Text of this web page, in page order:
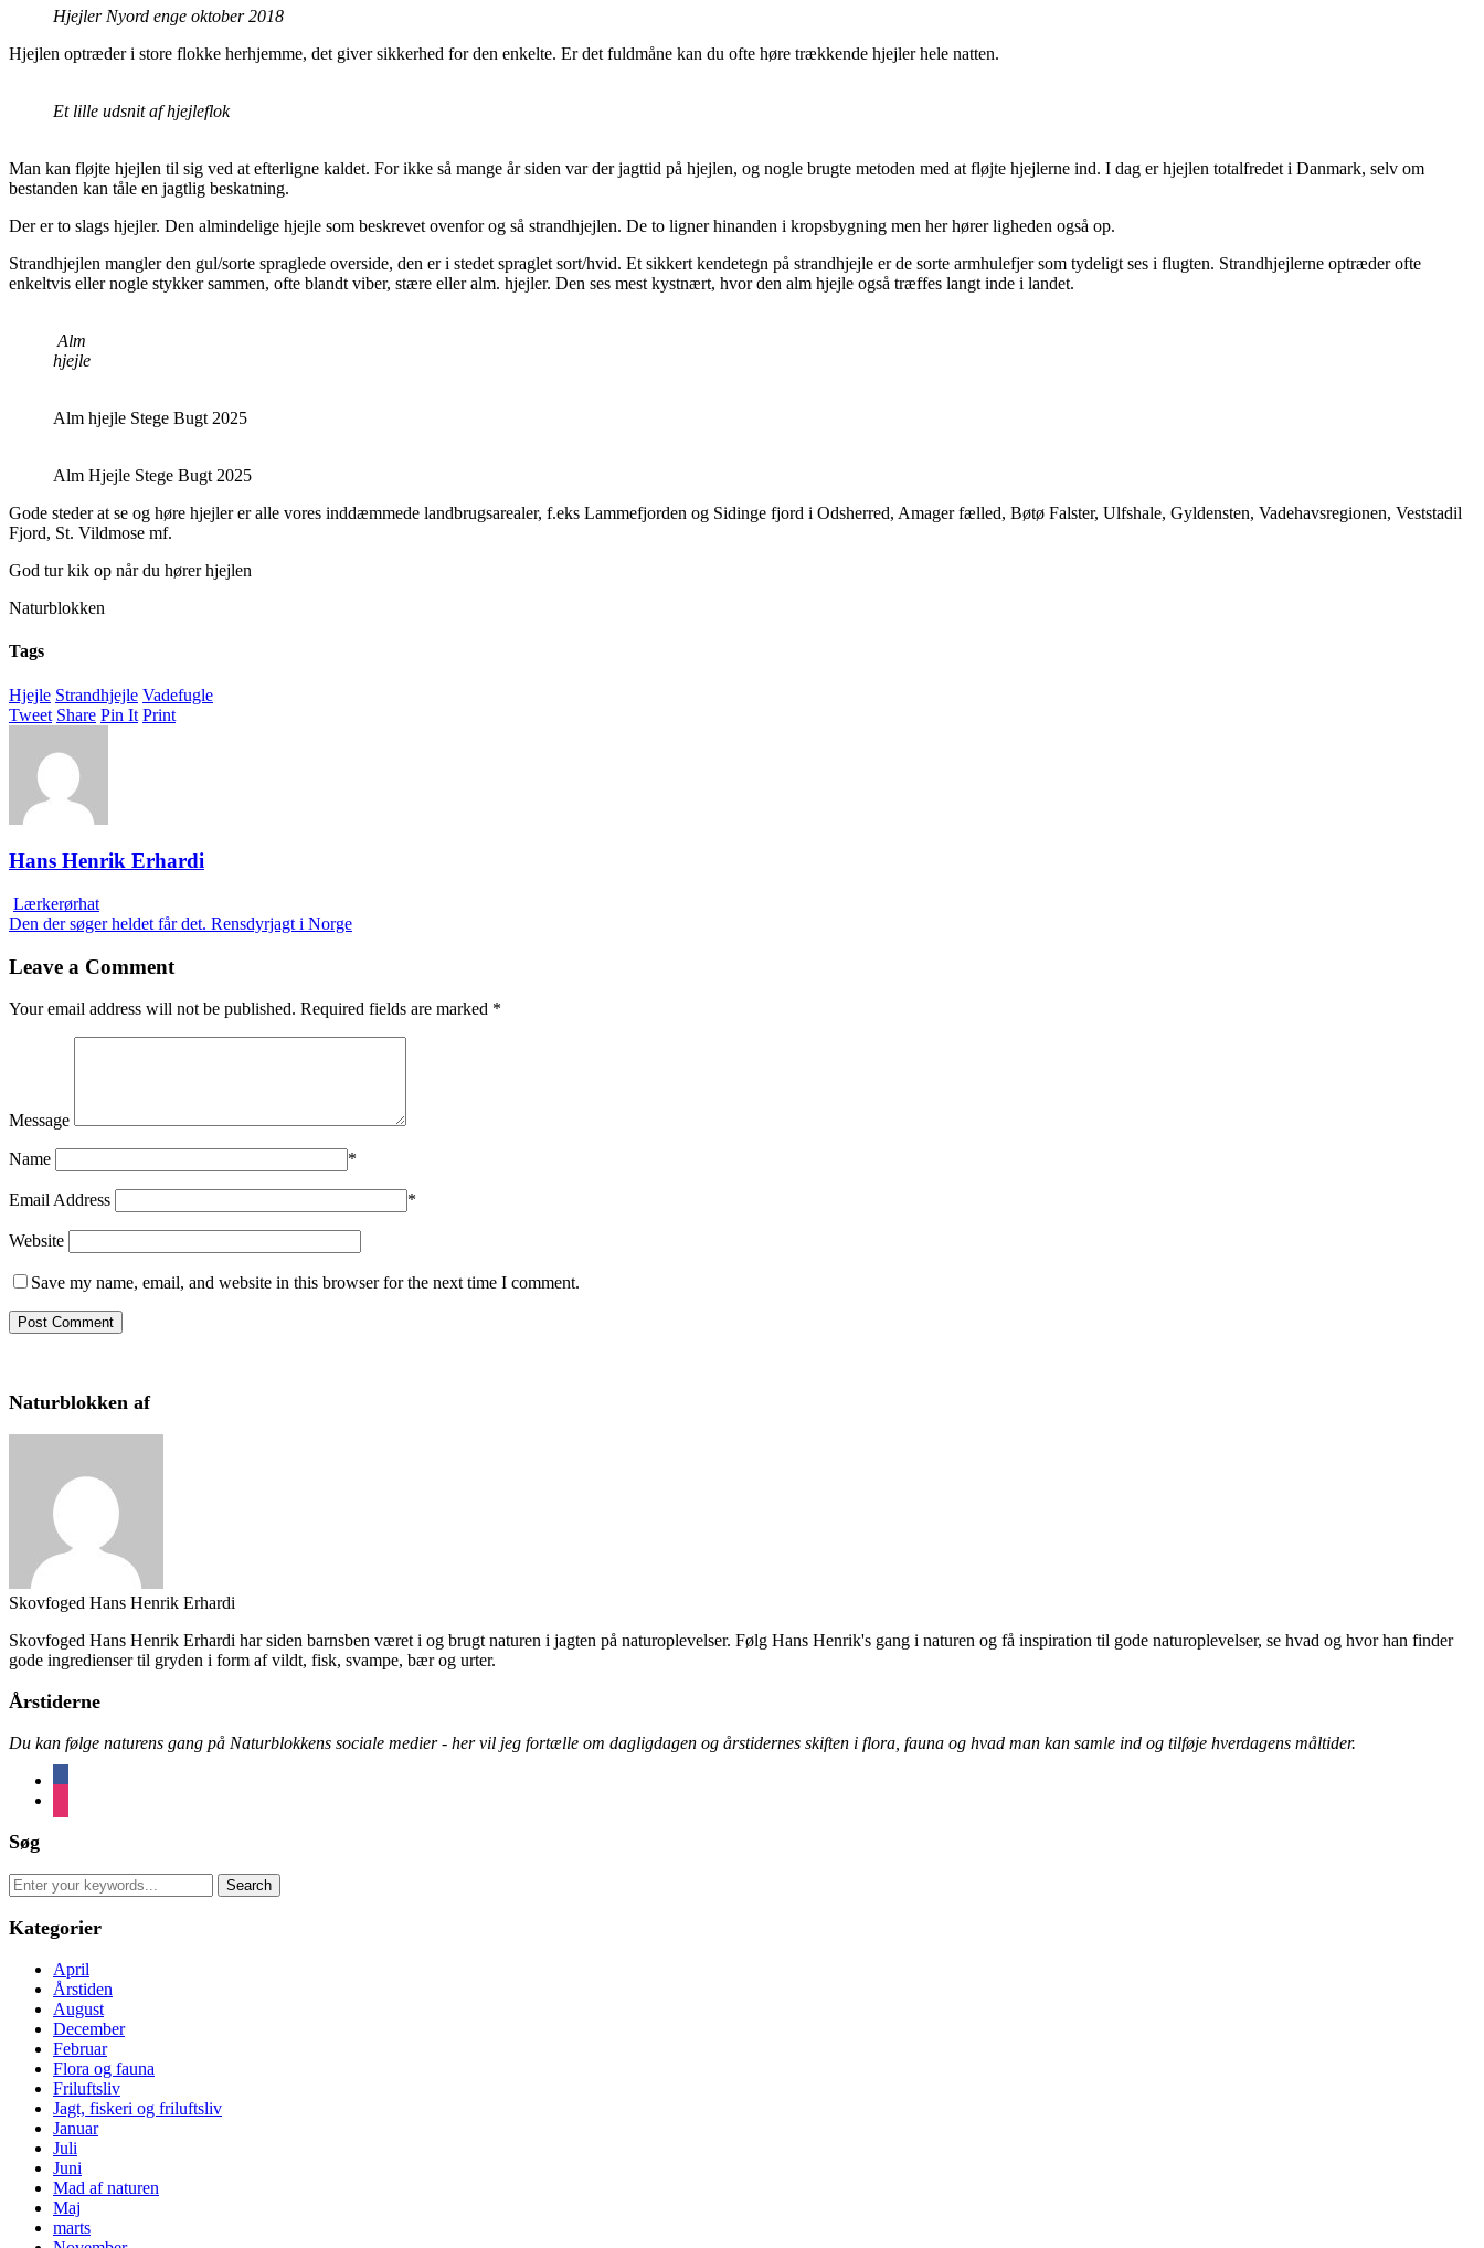
Hjejler Nyord enge oktober 2018
Hjejlen optræder i store flokke herhjemme, det giver sikkerhed for den enkelte. Er det fuldmåne kan du ofte høre trækkende hjejler hele natten.
Et lille udsnit af hjejleflok
Man kan fløjte hjejlen til sig ved at efterligne kaldet. For ikke så mange år siden var der jagttid på hjejlen, og nogle brugte metoden med at fløjte hjejlerne ind. I dag er hjejlen totalfredet i Danmark, selv om
bestanden kan tåle en jagtlig beskatning.
Der er to slags hjejler. Den almindelige hjejle som beskrevet ovenfor og så strandhjejlen. De to ligner hinanden i kropsbygning men her hører ligheden også op.
Strandhjejlen mangler den gul/sorte spraglede overside, den er i stedet spraglet sort/hvid. Et sikkert kendetegn på strandhjejle er de sorte armhulefjer som tydeligt ses i flugten. Strandhjejlerne optræder ofte
enkeltvis eller nogle stykker sammen, ofte blandt viber, stære eller alm. hjejler. Den ses mest kystnært, hvor den alm hjejle også træffes langt inde i landet.
Alm
hjejle
Alm hjejle Stege Bugt 2025
Alm Hjejle Stege Bugt 2025
Gode steder at se og høre hjejler er alle vores inddæmmede landbrugsarealer, f.eks Lammefjorden og Sidinge fjord i Odsherred, Amager fælled, Bøtø Falster, Ulfshale, Gyldensten, Vadehavsregionen, Veststadil
Fjord, St. Vildmose mf.
God tur kik op når du hører hjejlen
Naturblokken
Tags
Hjejle Strandhjejle Vadefugle
Tweet Share Pin It Print
Hans Henrik Erhardi
Lærkerørhat
Den der søger heldet får det. Rensdyrjagt i Norge
Leave a Comment
Your email address will not be published. Required fields are marked *
Message
Name *
Email Address *
Website
Save my name, email, and website in this browser for the next time I comment.
Naturblokken af
Skovfoged Hans Henrik Erhardi
Skovfoged Hans Henrik Erhardi har siden barnsben været i og brugt naturen i jagten på naturoplevelser. Følg Hans Henrik's gang i naturen og få inspiration til gode naturoplevelser, se hvad og hvor han finder
gode ingredienser til gryden i form af vildt, fisk, svampe, bær og urter.
Årstiderne
Du kan følge naturens gang på Naturblokkens sociale medier - her vil jeg fortælle om dagligdagen og årstidernes skiften i flora, fauna og hvad man kan samle ind og tilføje hverdagens måltider.
facebook
Søg
Search
for:
Kategorier
April
Årstiden
August
December
Februar
Flora og fauna
Friluftsliv
Jagt, fiskeri og friluftsliv
Januar
Juli
Juni
Mad af naturen
Maj
marts